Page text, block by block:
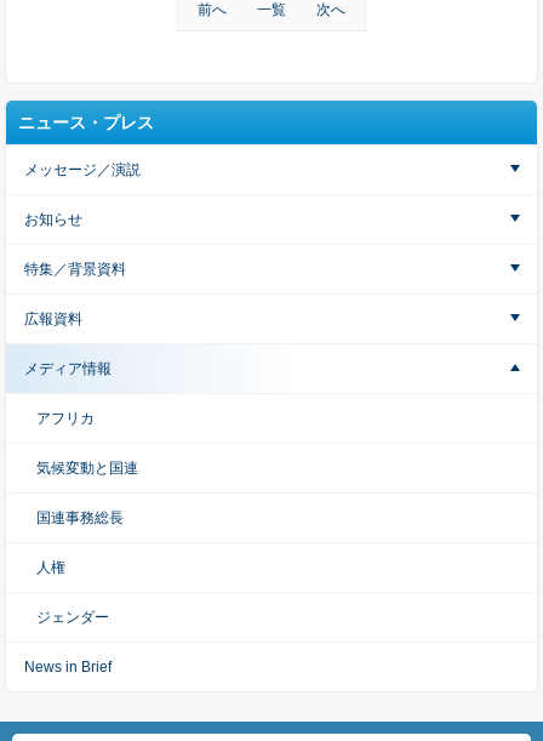
前へ 一覧 次へ
ニュース・プレス
メッセージ／演説
お知らせ
特集／背景資料
広報資料
メディア情報
アフリカ
気候変動と国連
国連事務総長
人権
ジェンダー
News in Brief